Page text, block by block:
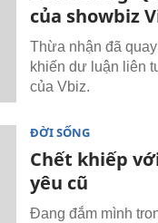
của showbiz
Thừa nhận đã
khiến dư luận liên
của Vbiz.
ĐỜI SỐNG
Chết khiếp
yêu cũ
Đang đắm mình